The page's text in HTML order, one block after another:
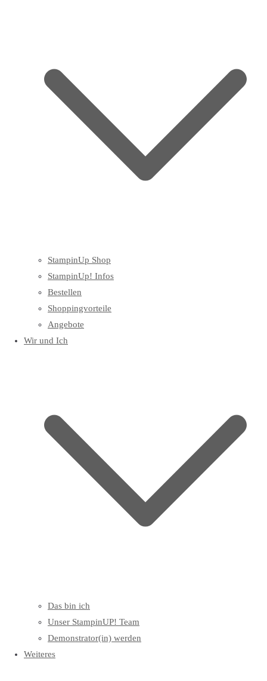
StampinUp Shop
StampinUp! Infos
Bestellen
Shoppingvorteile
Angebote
Wir und Ich
Das bin ich
Unser StampinUP! Team
Demonstrator(in) werden
Weiteres